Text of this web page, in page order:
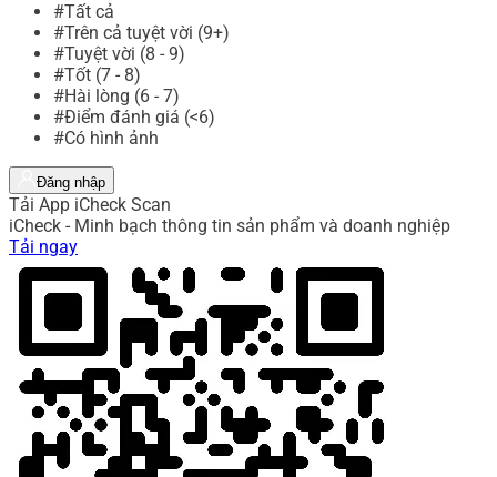
#Tất cả
#Trên cả tuyệt vời (9+)
#Tuyệt vời (8 - 9)
#Tốt (7 - 8)
#Hài lòng (6 - 7)
#Điểm đánh giá (<6)
#Có hình ảnh
Đăng nhập
Tải App iCheck Scan
iCheck - Minh bạch thông tin sản phẩm và doanh nghiệp
Tải ngay